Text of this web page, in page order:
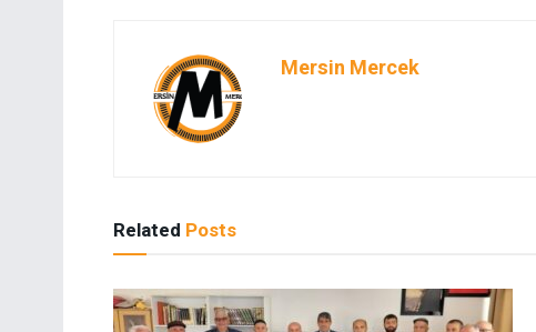
Mersin Mercek
Related Posts